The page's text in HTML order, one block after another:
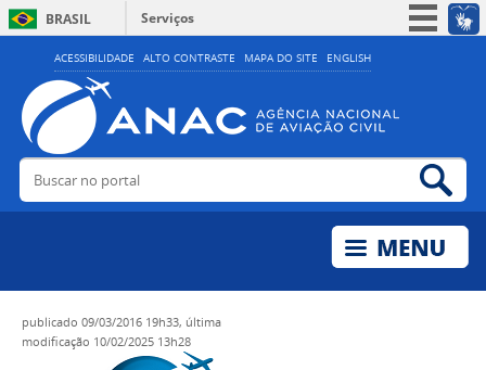
ACESSIBILIDADE ALTO CONTRASTE MAPA DO SITE ENGLISH
BRASIL
Serviços
Simplifique!
Acesso à informação
Legislação
Buscar no portal
publicado 09/03/2016 19h33, última
modificação 10/02/2025 13h28